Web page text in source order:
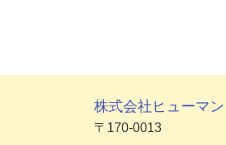
株式会社ヒューマ
〒170-0013